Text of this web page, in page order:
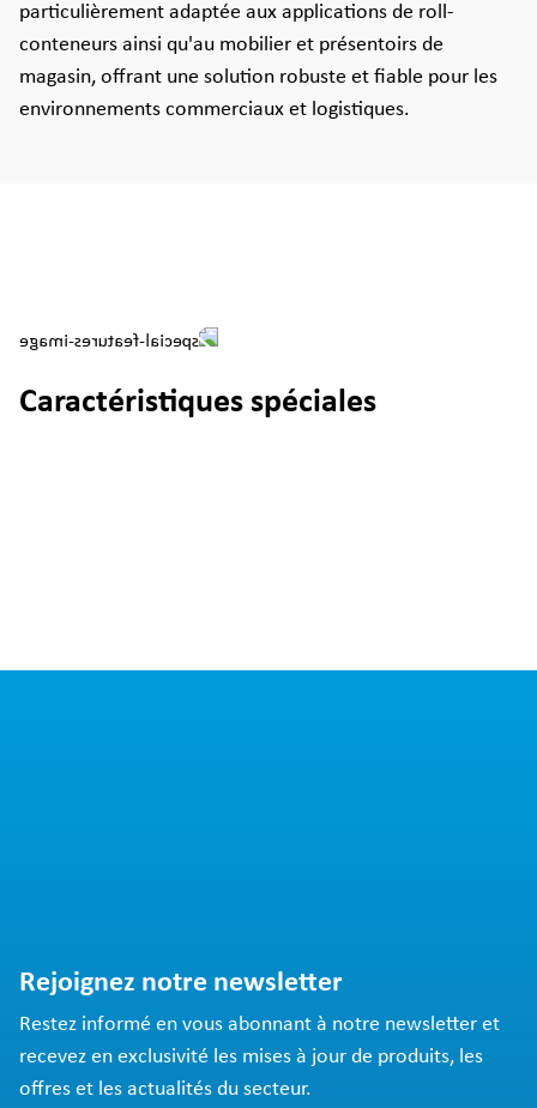
particulièrement adaptée aux applications de roll-
conteneurs ainsi qu'au mobilier et présentoirs de
magasin, offrant une solution robuste et fiable pour les
environnements commerciaux et logistiques.
Caractéristiques spéciales
Rejoignez notre newsletter
Restez informé en vous abonnant à notre newsletter et
recevez en exclusivité les mises à jour de produits, les
offres et les actualités du secteur.